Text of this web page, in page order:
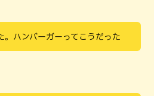
。ハンバーガーってこうだった